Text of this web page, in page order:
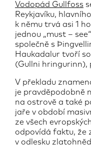
Vodopád Gullfoss
Reykjavíku,
k němu trvá asi 1
jednou „must –
společně s
Haukadalur tvoří
(Gullni hringurinn),
V překladu
je pravděpodobně
na ostrově a také
jaře v období
ze všech
odpovídá faktu, že
v odlesku